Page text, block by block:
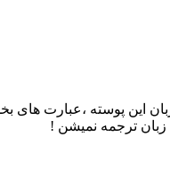
این پوسته ،‌عبارت
ترجمه نمیشن !